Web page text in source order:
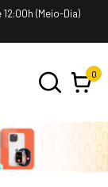
(Meio-Dia)
0